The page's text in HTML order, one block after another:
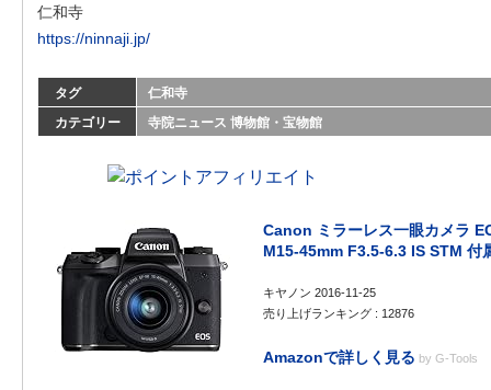
仁和寺
https://ninnaji.jp/
タグ
仁和寺
カテゴリー
寺院ニュース 博物館・宝物館
Canon ミラーレス一眼カメラ
M15-45mm F3.5-6.3 IS STM 付
キヤノン 2016-11-25
売り上げランキング : 12876
Amazonで詳しく見る by G-Tools